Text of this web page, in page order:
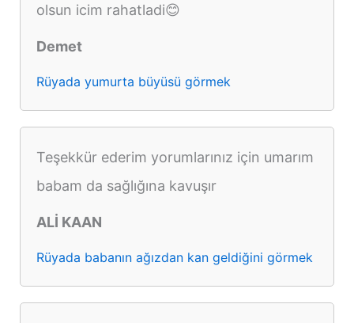
olsun icim rahatladi😊
Demet
Rüyada yumurta büyüsü görmek
Teşekkür ederim yorumlarınız için umarım
babam da sağlığına kavuşır
ALİ KAAN
Rüyada babanın ağızdan kan geldiğini görmek